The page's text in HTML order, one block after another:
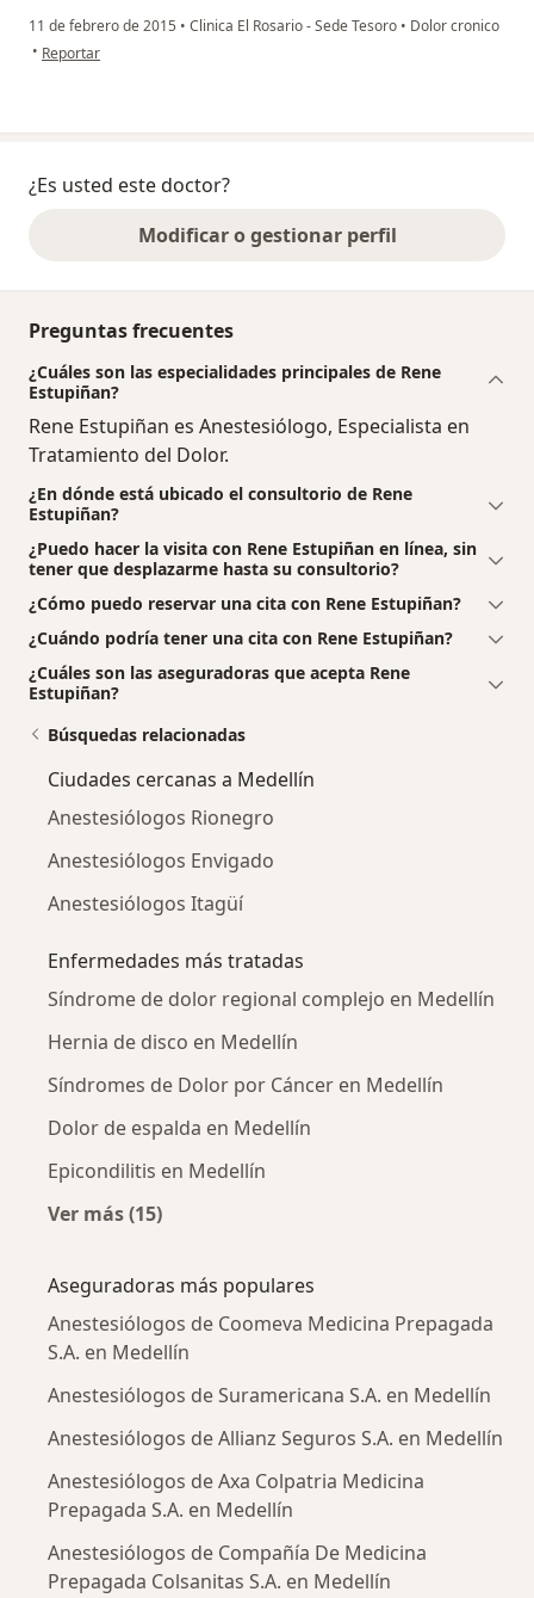
11 de febrero de 2015 • Clinica El Rosario - Sede Tesoro • Dolor cronico
• en opinión del usuario Cuenta eliminada
Reportar
¿Es usted este doctor?
Modificar o gestionar perfil
Preguntas frecuentes
¿Cuáles son las especialidades principales de Rene
Estupiñan?
Rene Estupiñan es Anestesiólogo, Especialista en
Tratamiento del Dolor.
¿En dónde está ubicado el consultorio de Rene
Estupiñan?
¿Puedo hacer la visita con Rene Estupiñan en línea, sin
tener que desplazarme hasta su consultorio?
¿Cómo puedo reservar una cita con Rene Estupiñan?
¿Cuándo podría tener una cita con Rene Estupiñan?
¿Cuáles son las aseguradoras que acepta Rene
Estupiñan?
Búsquedas relacionadas
Ciudades cercanas a Medellín
Anestesiólogos Rionegro
Anestesiólogos Envigado
Anestesiólogos Itagüí
Enfermedades más tratadas
Síndrome de dolor regional complejo en Medellín
Hernia de disco en Medellín
Síndromes de Dolor por Cáncer en Medellín
Dolor de espalda en Medellín
Epicondilitis en Medellín
Ver más (15)
Aseguradoras más populares
Anestesiólogos de Coomeva Medicina Prepagada
S.A. en Medellín
Anestesiólogos de Suramericana S.A. en Medellín
Anestesiólogos de Allianz Seguros S.A. en Medellín
Anestesiólogos de Axa Colpatria Medicina
Prepagada S.A. en Medellín
Anestesiólogos de Compañía De Medicina
Prepagada Colsanitas S.A. en Medellín